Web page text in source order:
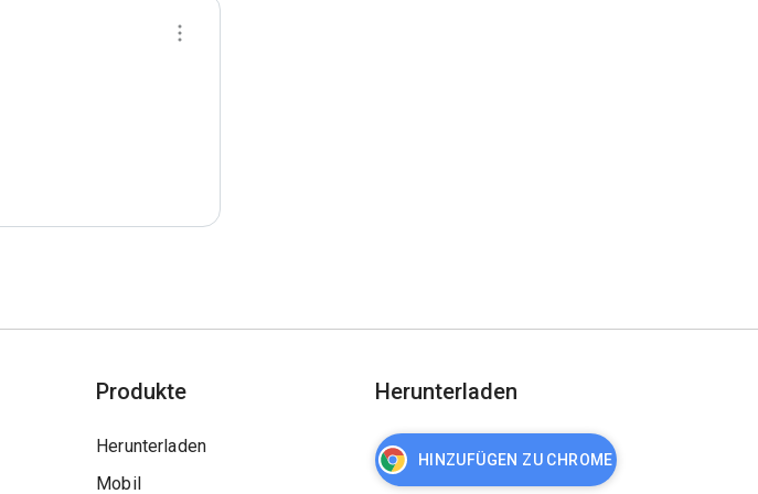
Produkte
Herunterladen
Mobil
Herunterladen
HINZUFÜGEN ZU CHROME